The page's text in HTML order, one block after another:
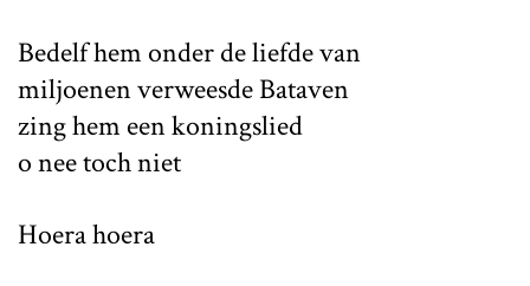
Bedelf hem onder de liefde van
miljoenen verweesde Bataven
zing hem een koningslied
o nee toch niet
Hoera hoera